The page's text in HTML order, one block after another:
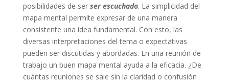
posibilidades de serser escuchado. La simplicidad del
mapa mental permite expresar de una manera
consistente una idea fundamental. Con esto, las
diversas interpretaciones del tema o expectativas
pueden ser discutidas y abordadas. En una reunión de
trabajo un buen mapa mental ayuda a la eficacia. ¿De
cuántas reuniones se sale sin la claridad o confusión